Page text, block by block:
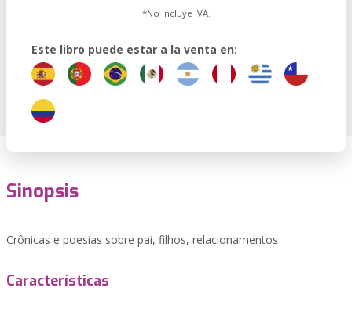
*No incluye IVA.
Este libro puede estar a la venta en:
Sinopsis
Crônicas e poesias sobre pai, filhos, relacionamentos
Características